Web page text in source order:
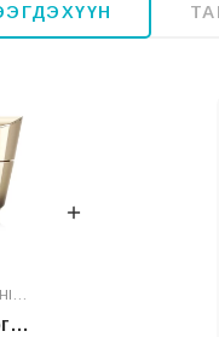
Эликсир Хөгшрөлтийн эсрэг нүүрний тос – Total V